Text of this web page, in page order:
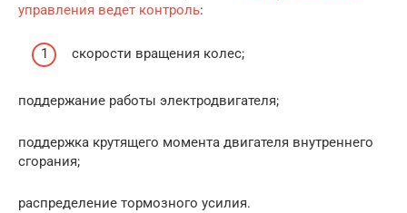
управления ведет контроль:
скорости вращения колес;
поддержание работы электродвигателя;
поддержка крутящего момента двигателя внутреннего
сгорания;
распределение тормозного усилия.